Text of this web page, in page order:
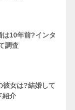
10年前?インタ
調査
彼女は?結婚して
紹介